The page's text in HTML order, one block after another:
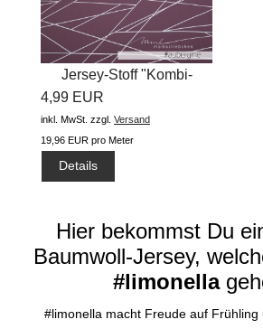
Jersey-Stoff "Kombi-
shapelines...
4,99 EUR
inkl. MwSt. zzgl. Versand
19,96 EUR pro Meter
Details
Hier bekommst Du
Baumwoll-Jersey,
#limonella
#limonella macht Freude auf Frühling